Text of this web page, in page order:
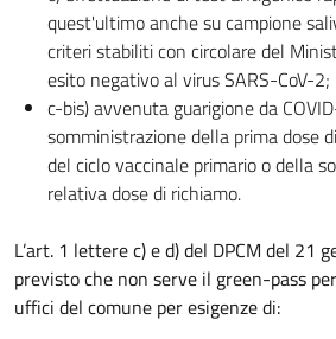
quest'ultimo anche su campione
criteri stabiliti con circolare del
esito negativo al virus SARS-CoV-2;
c-bis) avvenuta guarigione da
somministrazione della prima dose
del ciclo vaccinale primario o della
relativa dose di richiamo.
L’art. 1 lettere c) e d) del DPCM del 21
previsto che non serve il green-pass
uffici del comune per esigenze di: